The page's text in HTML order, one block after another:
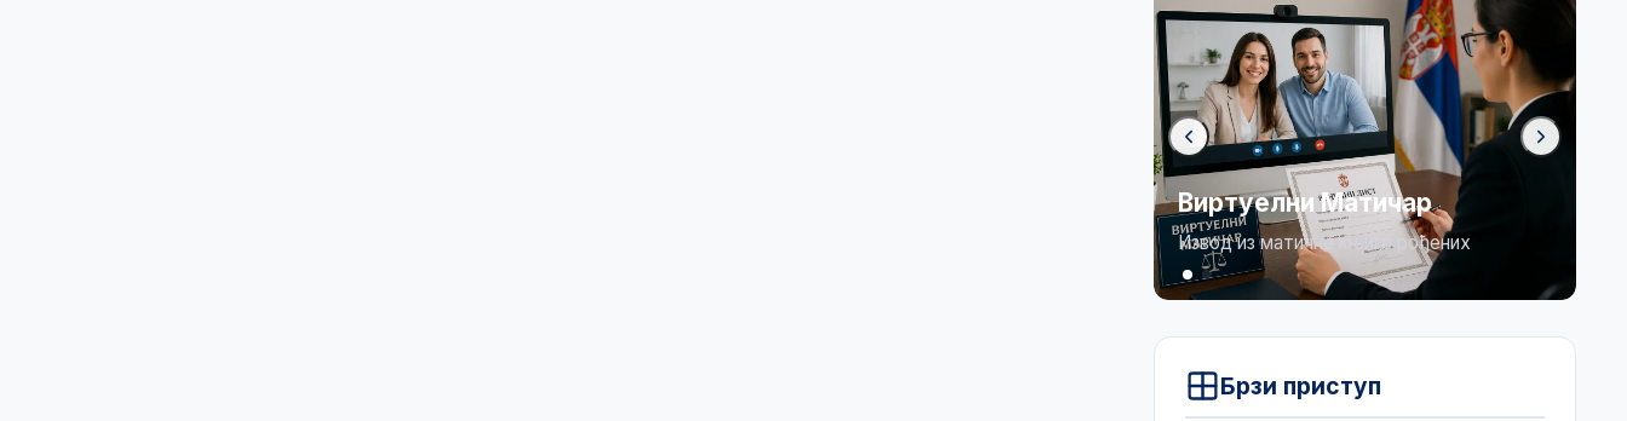
Виртуелни Матичар
Извод из матичне књиге рођених
Брзи приступ